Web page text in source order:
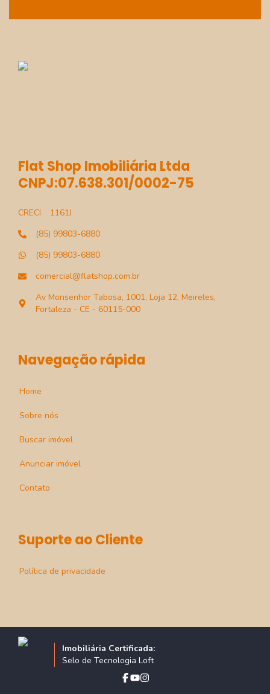
Flat Shop Imobiliária Ltda
CNPJ:07.638.301/0002-75
CRECI
1161J
(85) 99803-6880
(85) 99803-6880
comercial@flatshop.com.br
Av Monsenhor Tabosa, 1001, Loja 12, Meireles,
Fortaleza - CE - 60115-000
Navegação rápida
Home
Sobre nós
Buscar imóvel
Anunciar imóvel
Contato
Suporte ao Cliente
Política de privacidade
Imobiliária Certificada:
Selo de Tecnologia Loft